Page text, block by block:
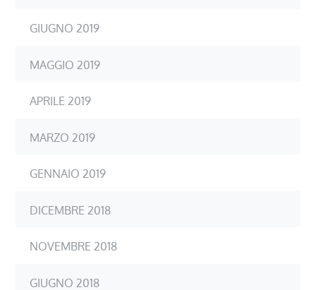
GIUGNO 2019
MAGGIO 2019
APRILE 2019
MARZO 2019
GENNAIO 2019
DICEMBRE 2018
NOVEMBRE 2018
GIUGNO 2018